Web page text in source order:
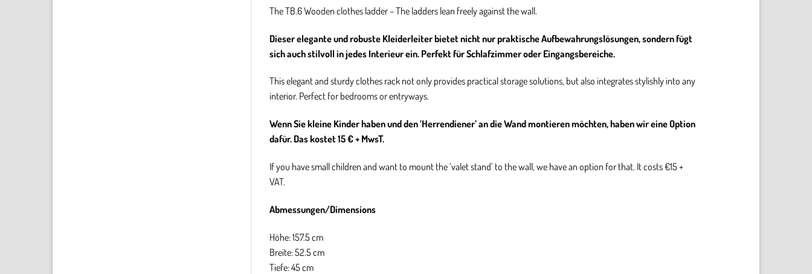
The TB.6 Wooden clothes ladder – The ladders lean freely against the wall.
Dieser elegante und robuste Kleiderleiter bietet nicht nur praktische Aufbewahrungslösungen, sondern fügt
sich auch stilvoll in jedes Interieur ein. Perfekt für Schlafzimmer oder Eingangsbereiche.
This elegant and sturdy clothes rack not only provides practical storage solutions, but also integrates stylishly into any
interior. Perfect for bedrooms or entryways.
Wenn Sie kleine Kinder haben und den ‘Herrendiener’ an die Wand montieren möchten, haben wir eine Option
dafür. Das kostet 15 € + MwsT.
If you have small children and want to mount the ‘valet stand’ to the wall, we have an option for that. It costs €15 +
VAT.
Abmessungen/Dimensions
Höhe: 157.5 cm
Breite: 52.5 cm
Tiefe: 45 cm